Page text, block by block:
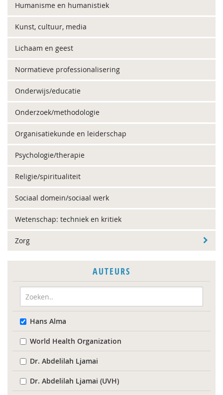
Humanisme en humanistiek
Kunst, cultuur, media
Lichaam en geest
Normatieve professionalisering
Onderwijs/educatie
Onderzoek/methodologie
Organisatiekunde en leiderschap
Psychologie/therapie
Religie/spiritualiteit
Sociaal domein/sociaal werk
Wetenschap: techniek en kritiek
Zorg
AUTEURS
Hans Alma
World Health Organization
Dr. Abdelilah Ljamai
Dr. Abdelilah Ljamai (UVH)